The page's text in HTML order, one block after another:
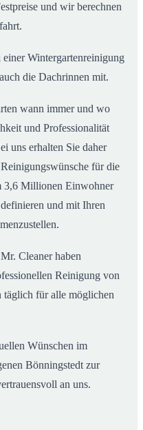
und wir berechnen
Wintergartenreinigung
die Dachrinnen mit.
wann immer und wo
und Professionalität
uns erhalten Sie daher
für die
3,6 Millionen Einwohner
und mit Ihren
Cleaner haben
Reinigung von
täglich für alle möglichen
Wünschen im
Bönningstedt zur
an uns.